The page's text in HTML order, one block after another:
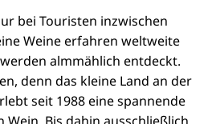
bei Touristen inzwischen
Weine erfahren weltweite
almmählich entdeckt.
denn das kleine Land an der
seit 1988 eine spannende